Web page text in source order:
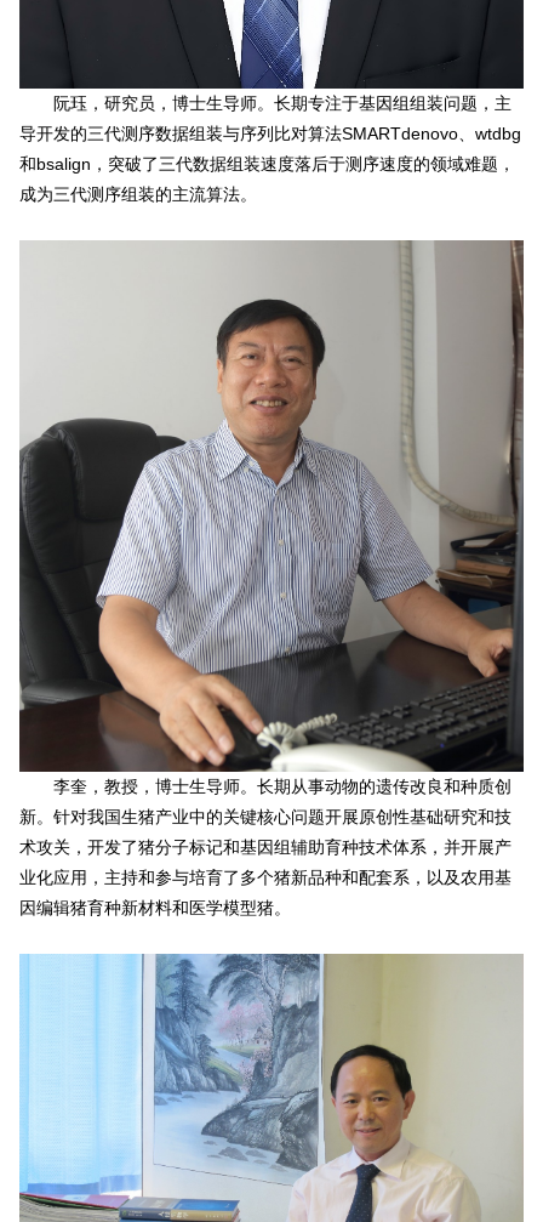
阮珏，研究员，博士生导师。长期专注于基因组组装问题，主
导开发的三代测序数据组装与序列比对算法SMARTdenovo、wtdbg
和bsalign，突破了三代数据组装速度落后于测序速度的领域难题，
成为三代测序组装的主流算法。
李奎，教授，博士生导师。长期从事动物的遗传改良和种质创
新。针对我国生猪产业中的关键核心问题开展原创性基础研究和技
术攻关，开发了猪分子标记和基因组辅助育种技术体系，并开展产
业化应用，主持和参与培育了多个猪新品种和配套系，以及农用基
因编辑猪育种新材料和医学模型猪。